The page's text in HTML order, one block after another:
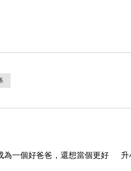
為一個好爸爸，還想當個更好
升